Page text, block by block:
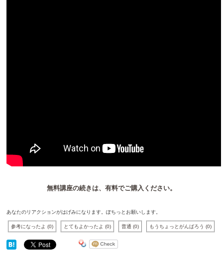
無料講座の続きは、有料でご購入ください。
あなたのリアクションがはげみになります。ぽちっとお願いします。
参考になったよ(0) とてもよかったよ(0) 普通(0) もうちょっとがんばろう(0)